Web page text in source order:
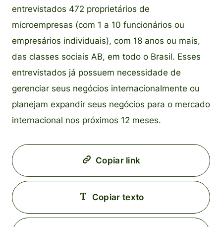
entrevistados 472 proprietários de
microempresas (com 1 a 10 funcionários ou
empresários individuais), com 18 anos ou mais,
das classes sociais AB, em todo o Brasil. Esses
entrevistados já possuem necessidade de
gerenciar seus negócios internacionalmente ou
planejam expandir seus negócios para o mercado
internacional nos próximos 12 meses.
Copiar link
Copiar texto